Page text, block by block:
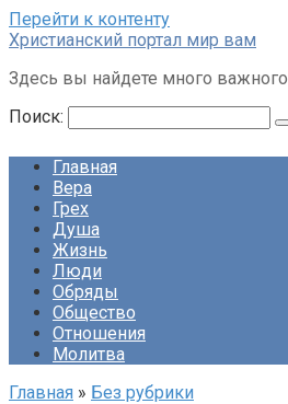
Перейти к контенту
Христианский портал мир вам
Здесь вы найдете много важного
Поиск:
Главная
Вера
Грех
Душа
Жизнь
Люди
Обряды
Общество
Отношения
Молитва
Главная » Без рубрики